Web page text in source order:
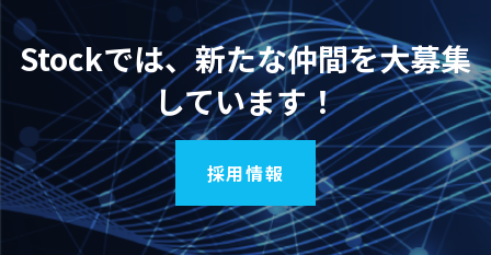
Stockでは、新たな仲間を大募集
しています！
採用情報